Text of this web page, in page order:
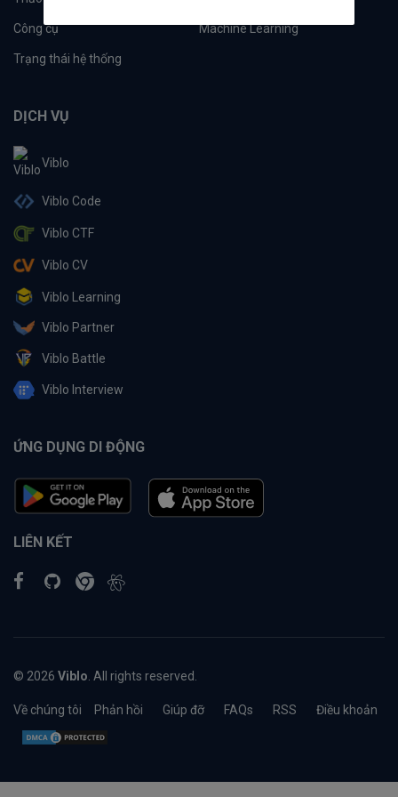
Công cụ Machine Learning
Trạng thái hệ thống
DỊCH VỤ
Viblo
Viblo Code
Viblo CTF
Viblo CV
Viblo Learning
Viblo Partner
Viblo Battle
Viblo Interview
ỨNG DỤNG DI ĐỘNG
LIÊN KẾT
© 2026 Viblo . All rights reserved.
Về chúng tôi Phản hồi Giúp đỡ FAQs RSS Điều khoản